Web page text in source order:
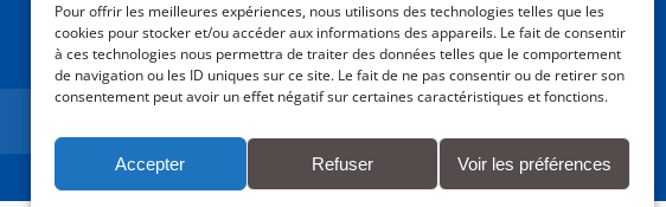
Pour offrir les meilleures expériences, nous utilisons des technologies telles que les
cookies pour stocker et/ou accéder aux informations des appareils. Le fait de consentir
à ces technologies nous permettra de traiter des données telles que le comportement
de navigation ou les ID uniques sur ce site. Le fait de ne pas consentir ou de retirer son
consentement peut avoir un effet négatif sur certaines caractéristiques et fonctions.
Accepter Refuser Voir les préférences